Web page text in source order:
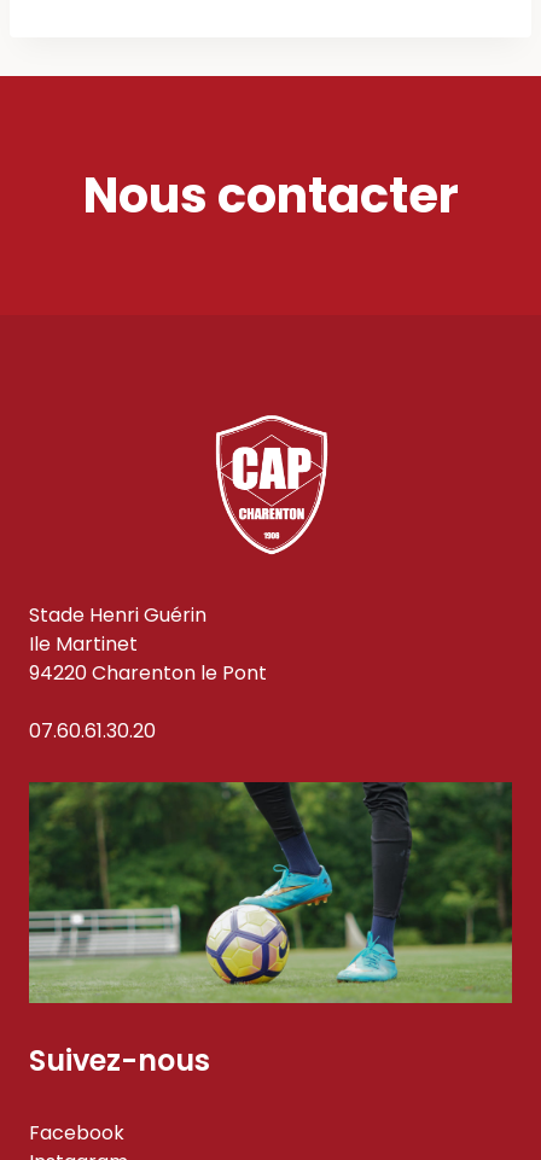
Nous contacter
Stade Henri Guérin
Ile Martinet
94220 Charenton le Pont
07.60.61.30.20
Suivez-nous
Facebook